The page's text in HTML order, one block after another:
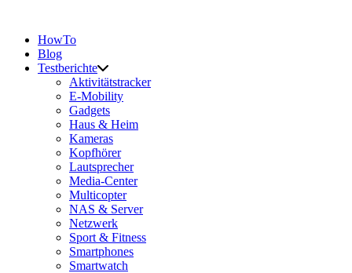
HowTo
Blog
Testberichte
Aktivitätstracker
E-Mobility
Gadgets
Haus & Heim
Kameras
Kopfhörer
Lautsprecher
Media-Center
Multicopter
NAS & Server
Netzwerk
Sport & Fitness
Smartphones
Smartwatch